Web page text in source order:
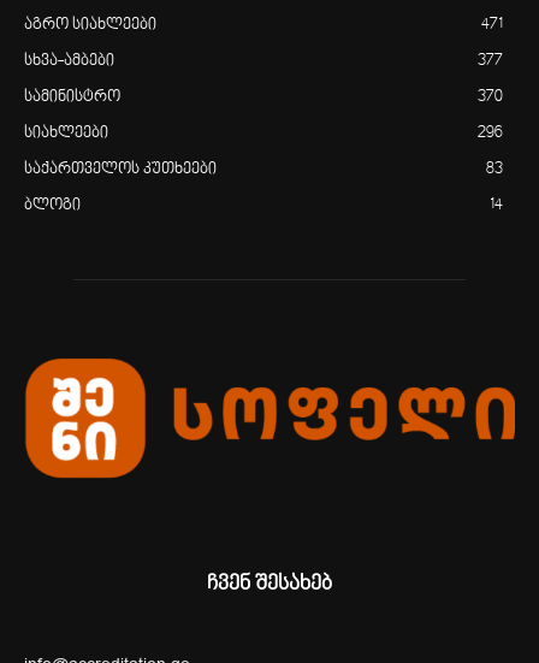
აგრო სიახლეები 471
სხვა-ამბები 377
სამინისტრო 370
სიახლეები 296
საქართველოს კუთხეები 83
ბლოგი 14
ჩვენ შესახებ